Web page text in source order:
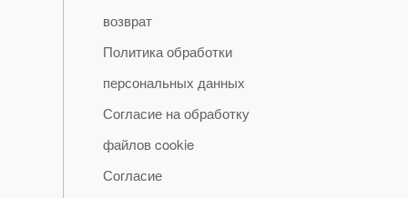
возврат
Политика обработки
персональных данных
Согласие на обработку
файлов cookie
Согласие